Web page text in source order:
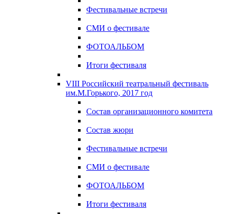
Фестивальные встречи
СМИ о фестивале
ФОТОАЛЬБОМ
Итоги фестиваля
VIII Российский театральный фестиваль
им.М.Горького, 2017 год
Состав организационного комитета
Состав жюри
Фестивальные встречи
СМИ о фестивале
ФОТОАЛЬБОМ
Итоги фестиваля